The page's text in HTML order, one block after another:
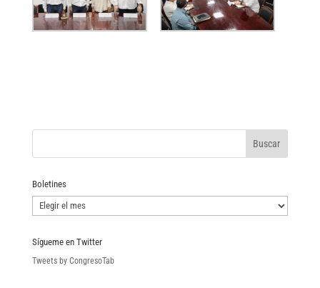
Boletines
Boletines
Sígueme en Twitter
Tweets by CongresoTab